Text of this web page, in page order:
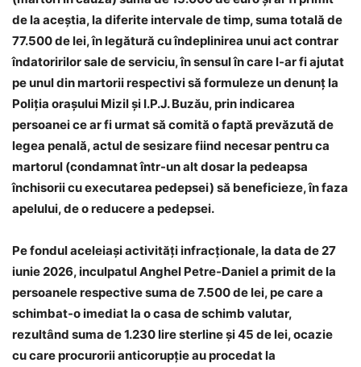
de la aceștia, la diferite intervale de timp, suma totală de
77.500 de lei, în legătură cu îndeplinirea unui act contrar
îndatoririlor sale de serviciu, în sensul în care l-ar fi ajutat
pe unul din martorii respectivi să formuleze un denunț la
Poliția orașului Mizil și I.P.J. Buzău, prin indicarea
persoanei ce ar fi urmat să comită o faptă prevăzută de
legea penală, actul de sesizare fiind necesar pentru ca
martorul (condamnat într-un alt dosar la pedeapsa
închisorii cu executarea pedepsei) să beneficieze, în faza
apelului, de o reducere a pedepsei.
Pe fondul aceleiași activități infracționale, la data de 27
iunie 2026, inculpatul Anghel Petre-Daniel a primit de la
persoanele respective suma de 7.500 de lei, pe care a
schimbat-o imediat la o casa de schimb valutar,
rezultând suma de 1.230 lire sterline și 45 de lei, ocazie
cu care procurorii anticorupție au procedat la